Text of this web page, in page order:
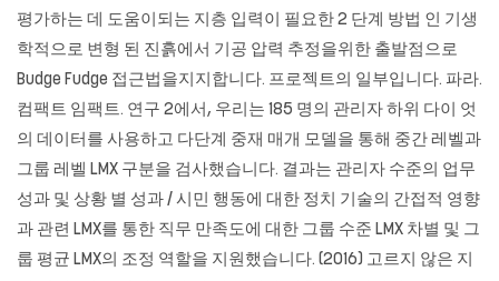
평가하는 데 도움이되는 지층 입력이 필요한 2 단계 방법 인 기생
학적으로 변형 된 진흙에서 기공 압력 추정을위한 출발점으로
Budge Fudge 접근법을지지합니다. 프로젝트의 일부입니다. 파라.
컴팩트 임팩트. 연구 2에서, 우리는 185 명의 관리자 하위 다이 엇
의 데이터를 사용하고 다단계 중재 매개 모델을 통해 중간 레벨과
그룹 레벨 LMX 구분을 검사했습니다. 결과는 관리자 수준의 업무
성과 및 상황 별 성과 / 시민 행동에 대한 정치 기술의 간접적 영향
과 관련 LMX를 통한 직무 만족도에 대한 그룹 수준 LMX 차별 및 그
룹 평균 LMX의 조정 역할을 지원했습니다. (2016) 고르지 않은 지